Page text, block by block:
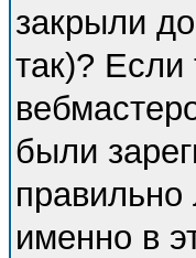
закрыли
так)? Если
были
именно в